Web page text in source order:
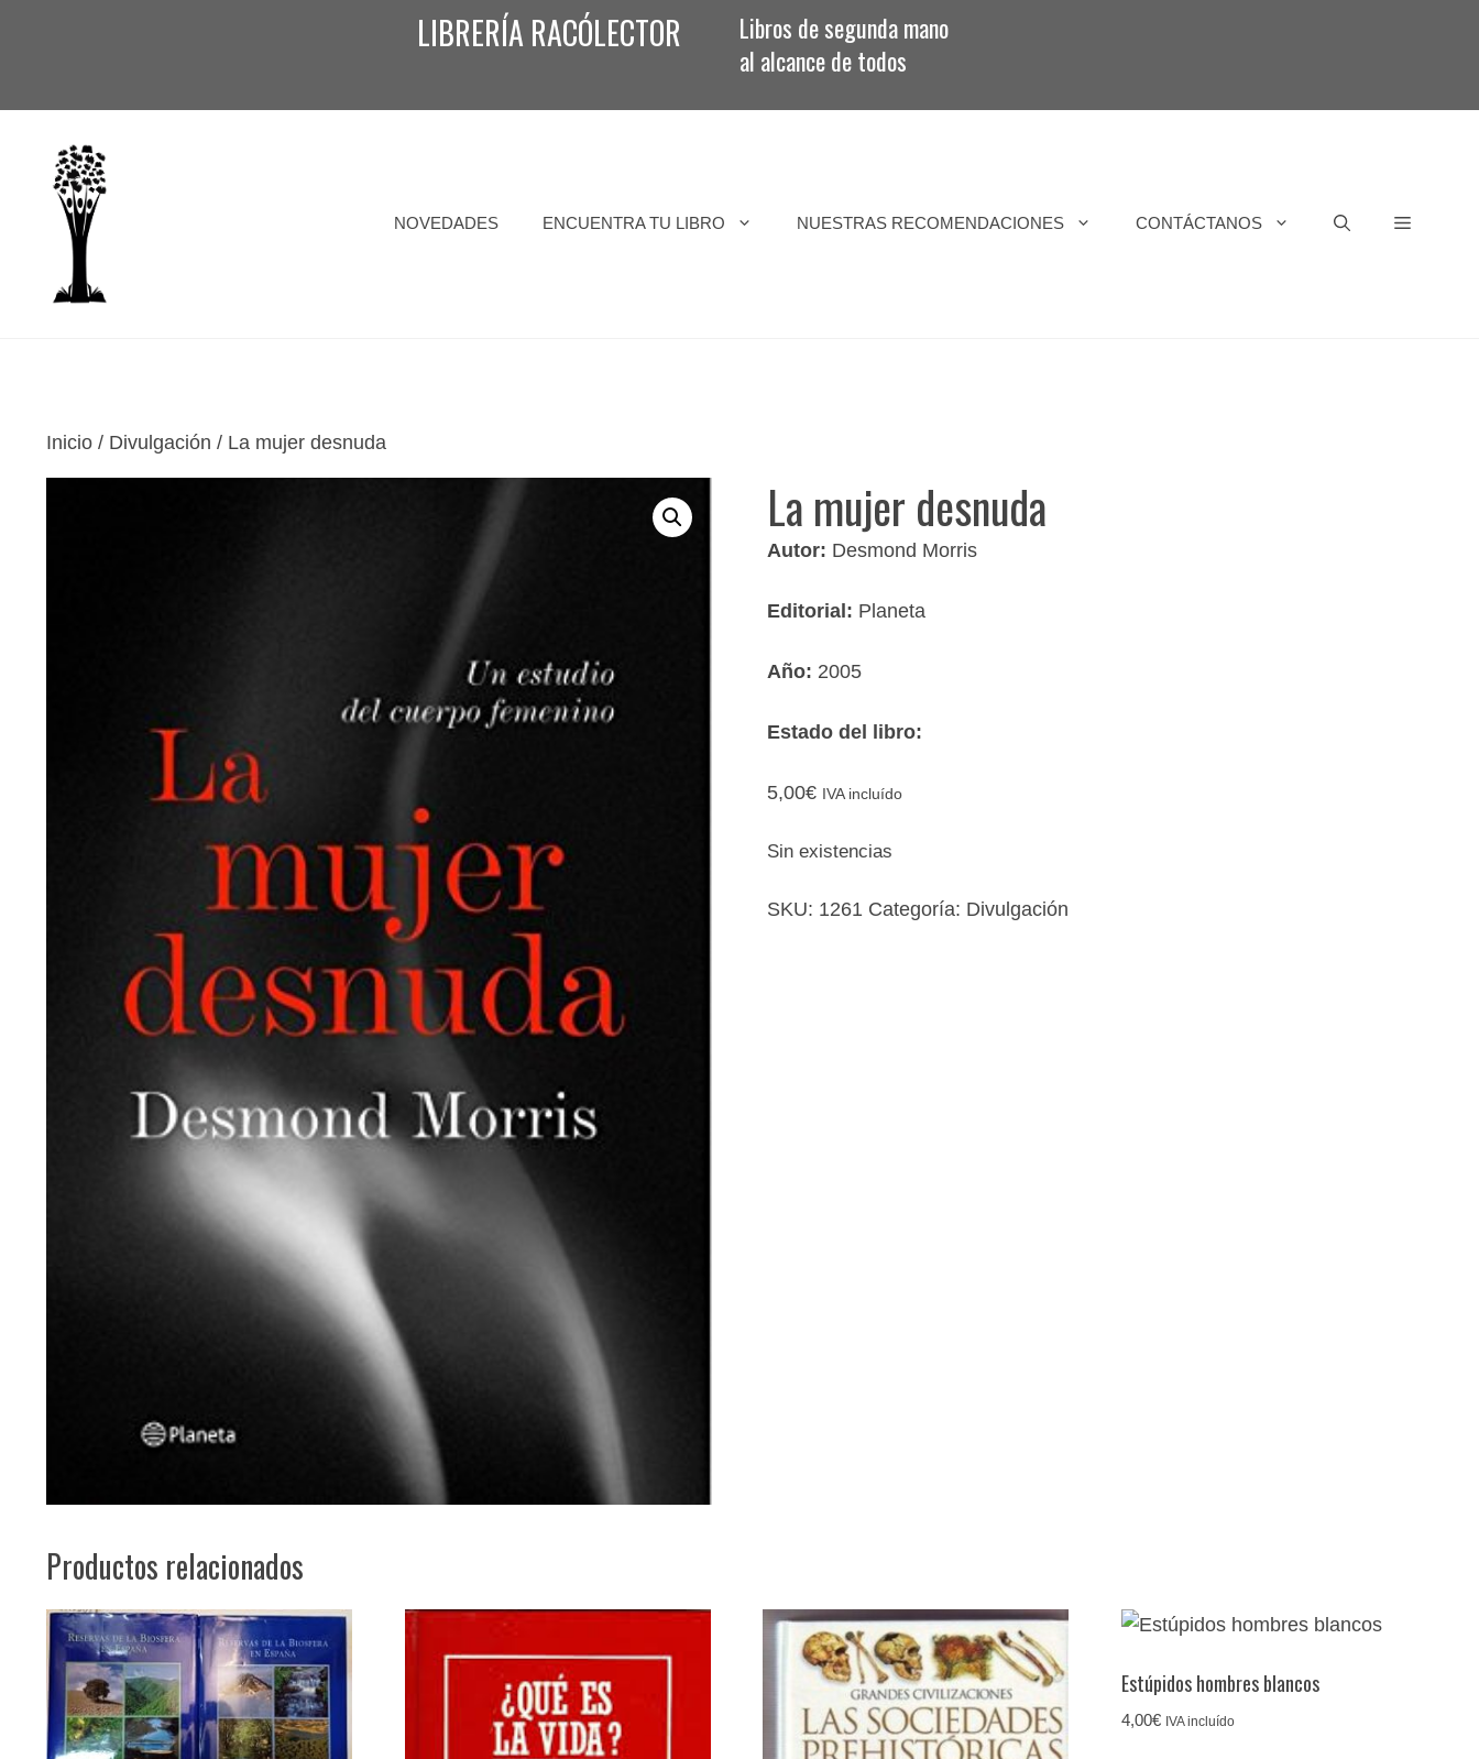
LIBRERÍA RACÓLECTOR
Libros de segunda mano
al alcance de todos
NOVEDADES ENCUENTRA TU LIBRO NUESTRAS RECOMENDACIONES CONTÁCTANOS
Inicio / Divulgación / La mujer desnuda
La mujer desnuda
Autor: Desmond Morris
Editorial: Planeta
Año: 2005
Estado del libro:
5,00€ IVA incluído
Sin existencias
SKU: 1261 Categoría: Divulgación
Productos relacionados
Estúpidos hombres blancos
4,00€ IVA incluído